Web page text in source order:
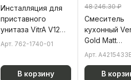
Инсталляция для
приставного
унитаза VitrA V12
762-1740-01 без
Арт. 762-1740-01
В корзину
48 246.30 ₽
Смеситель
кухонный
Gold Matt
A4215433EXP
Арт.
В